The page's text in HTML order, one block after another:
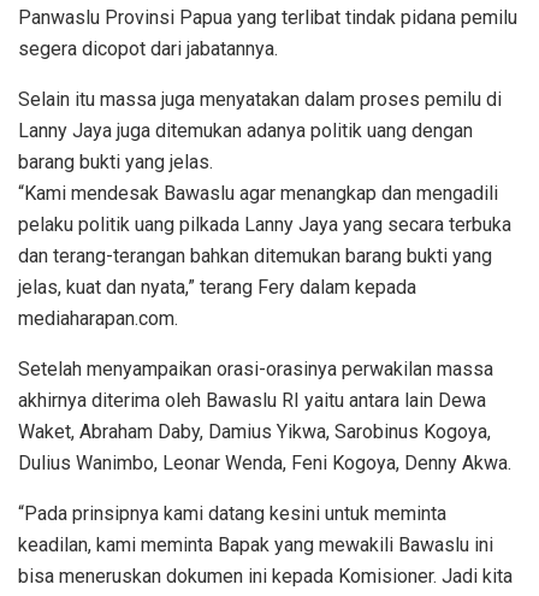
Panwaslu Provinsi Papua yang terlibat tindak pidana pemilu
segera dicopot dari jabatannya.
Selain itu massa juga menyatakan dalam proses pemilu di
Lanny Jaya juga ditemukan adanya politik uang dengan
barang bukti yang jelas.
“Kami mendesak Bawaslu agar menangkap dan mengadili
pelaku politik uang pilkada Lanny Jaya yang secara terbuka
dan terang-terangan bahkan ditemukan barang bukti yang
jelas, kuat dan nyata,” terang Fery dalam kepada
mediaharapan.com.
Setelah menyampaikan orasi-orasinya perwakilan massa
akhirnya diterima oleh Bawaslu RI yaitu antara lain Dewa
Waket, Abraham Daby, Damius Yikwa, Sarobinus Kogoya,
Dulius Wanimbo, Leonar Wenda, Feni Kogoya, Denny Akwa.
“Pada prinsipnya kami datang kesini untuk meminta
keadilan, kami meminta Bapak yang mewakili Bawaslu ini
bisa meneruskan dokumen ini kepada Komisioner. Jadi kita